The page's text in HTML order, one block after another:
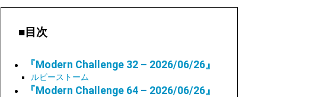
■目次
『Modern Challenge 32 – 2026/06/26』
ルビーストーム
『Modern Challenge 64 – 2026/06/26』